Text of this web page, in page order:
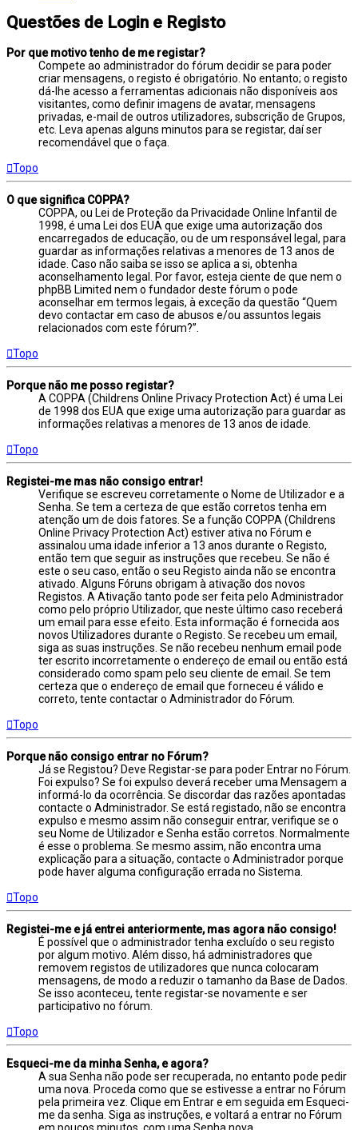
Questões de Login e Registo
Por que motivo tenho de me registar?
Compete ao administrador do fórum decidir se para poder
criar mensagens, o registo é obrigatório. No entanto; o registo
dá-lhe acesso a ferramentas adicionais não disponíveis aos
visitantes, como definir imagens de avatar, mensagens
privadas, e-mail de outros utilizadores, subscrição de Grupos,
etc. Leva apenas alguns minutos para se registar, daí ser
recomendável que o faça.
Topo
O que significa COPPA?
COPPA, ou Lei de Proteção da Privacidade Online Infantil de
1998, é uma Lei dos EUA que exige uma autorização dos
encarregados de educação, ou de um responsável legal, para
guardar as informações relativas a menores de 13 anos de
idade. Caso não saiba se isso se aplica a si, obtenha
aconselhamento legal. Por favor, esteja ciente de que nem o
phpBB Limited nem o fundador deste fórum o pode
aconselhar em termos legais, à exceção da questão “Quem
devo contactar em caso de abusos e/ou assuntos legais
relacionados com este fórum?”.
Topo
Porque não me posso registar?
A COPPA (Childrens Online Privacy Protection Act) é uma Lei
de 1998 dos EUA que exige uma autorização para guardar as
informações relativas a menores de 13 anos de idade.
Topo
Registei-me mas não consigo entrar!
Verifique se escreveu corretamente o Nome de Utilizador e a
Senha. Se tem a certeza de que estão corretos tenha em
atenção um de dois fatores. Se a função COPPA (Childrens
Online Privacy Protection Act) estiver ativa no Fórum e
assinalou uma idade inferior a 13 anos durante o Registo,
então tem que seguir as instruções que recebeu. Se não é
este o seu caso, então o seu Registo ainda não se encontra
ativado. Alguns Fóruns obrigam à ativação dos novos
Registos. A Ativação tanto pode ser feita pelo Administrador
como pelo próprio Utilizador, que neste último caso receberá
um email para esse efeito. Esta informação é fornecida aos
novos Utilizadores durante o Registo. Se recebeu um email,
siga as suas instruções. Se não recebeu nenhum email pode
ter escrito incorretamente o endereço de email ou então está
considerado como spam pelo seu cliente de email. Se tem
certeza que o endereço de email que forneceu é válido e
correto, tente contactar o Administrador do Fórum.
Topo
Porque não consigo entrar no Fórum?
Já se Registou? Deve Registar-se para poder Entrar no Fórum.
Foi expulso? Se foi expulso deverá receber uma Mensagem a
informá-lo da ocorrência. Se discordar das razões apontadas
contacte o Administrador. Se está registado, não se encontra
expulso e mesmo assim não conseguir entrar, verifique se o
seu Nome de Utilizador e Senha estão corretos. Normalmente
é esse o problema. Se mesmo assim, não encontra uma
explicação para a situação, contacte o Administrador porque
pode haver alguma configuração errada no Sistema.
Topo
Registei-me e já entrei anteriormente, mas agora não consigo!
É possível que o administrador tenha excluído o seu registo
por algum motivo. Além disso, há administradores que
removem registos de utilizadores que nunca colocaram
mensagens, de modo a reduzir o tamanho da Base de Dados.
Se isso aconteceu, tente registar-se novamente e ser
participativo no fórum.
Topo
Esqueci-me da minha Senha, e agora?
A sua Senha não pode ser recuperada, no entanto pode pedir
uma nova. Proceda como que se estivesse a entrar no Fórum
pela primeira vez. Clique em Entrar e em seguida em Esqueci-
me da senha. Siga as instruções, e voltará a entrar no Fórum
em poucos minutos, com uma Senha nova.